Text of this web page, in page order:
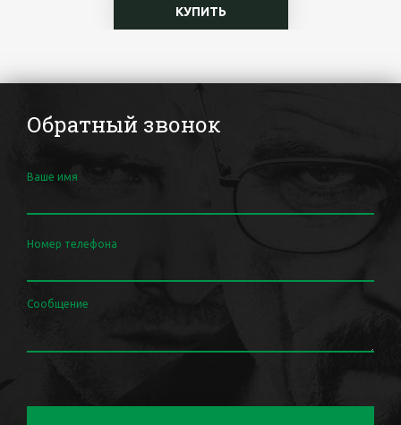
КУПИТЬ
Обратный звонок
Ваше имя
Номер телефона
Сообщение